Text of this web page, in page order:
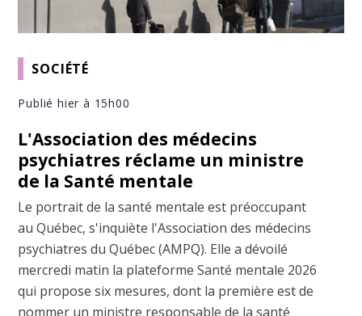
SOCIÉTÉ
Publié hier à 15h00
L'Association des médecins
psychiatres réclame un ministre
de la Santé mentale
Le portrait de la santé mentale est préoccupant
au Québec, s'inquiète l'Association des médecins
psychiatres du Québec (AMPQ). Elle a dévoilé
mercredi matin la plateforme Santé mentale 2026
qui propose six mesures, dont la première est de
nommer un ministre responsable de la santé